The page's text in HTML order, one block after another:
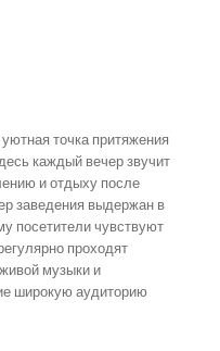
точка притяжения
каждый вечер звучит
и отдыху после
заведения выдержан в
посетители чувствуют
проходят
музыки и
широкую аудиторию